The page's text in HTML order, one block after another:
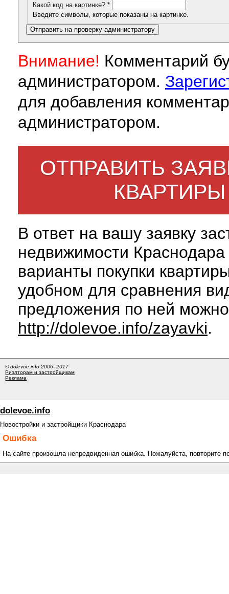
Какой код на картинке? *
Введите символы, которые показаны на картинке.
Внимание! Комментарий
администратором.
для добавления
администратором.
ОТПРАВИТЬ
В ответ на вашу заявку
недвижимости
варианты покупки
удобном для сравнения
предложения по ней
http://dolevoe.info/zayavki.
© dolevoe.info 2006–2017
Риэлторам и застройщикам
Реклама
dolevoe.info
Новостройки и застройщики Краснодара
Ошибка
На сайте произошла непредвиденная ошибка. Пожалуйста, повторите